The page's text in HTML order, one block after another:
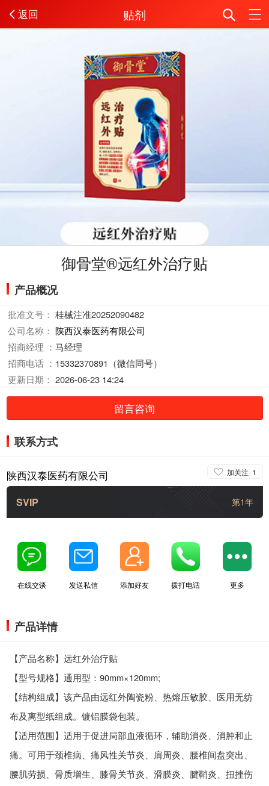
返回 贴剂
御骨堂®远红外治疗贴
产品概况
批准文号： 桂械注准20252090482
公司名称： 陕西汉泰医药有限公司
招商经理 ： 马经理
招商电话 ： 15332370891（微信同号）
更新日期： 2026-06-23 14:24
留言咨询
联系方式
加关注 1
陕西汉泰医药有限公司
SVIP 第1年
在线交谈 发送私信 添加好友 拨打电话 更多
产品详情
【产品名称】远红外治疗贴
【型号规格】通用型：90mm×120mm;
【结构组成】该产品由远红外陶瓷粉、热熔压敏胶、医用无纺
布及离型纸组成。镀铝膜袋包装。
【适用范围】适用于促进局部血液循环，辅助消炎、消肿和止
痛。可用于颈椎病、痛风性关节炎、肩周炎、腰椎间盘突出、
腰肌劳损、骨质增生、膝骨关节炎、滑膜炎、腱鞘炎、扭挫伤